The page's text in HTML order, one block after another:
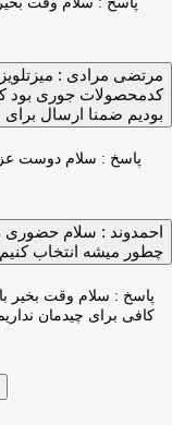
مرتضی مرادی :
کدمحصولات جوری بود
بودیم ضمنا ارسال
پاسخ :
احمدوند : سلام حضوری
چطور میشه انتخاب کنیم
پاسخ : سلام وقت بخیر
کافی برای چیدمان